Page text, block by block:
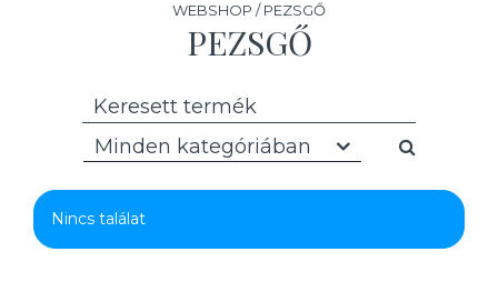
WEBSHOP / PEZSGŐ
PEZSGŐ
Minden kategóriában
Nincs találat